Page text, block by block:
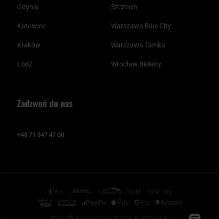
Gdynia
Katowice
Kraków
Łódź
Szczecin
Warszawa Blue City
Warszawa Tamka
Wrocław Bielany
Zadzwoń do nas
+48 71 347 47 00